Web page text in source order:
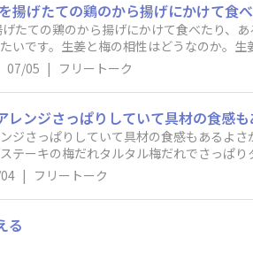
げたての鶏のから揚げにかけて食べたり、
いです。生姜と梅の相性はどうなのか。
味と、梅だれのさっぱりとしたところが
で仕上げるのですが、 梅だれが加わると
07/05 | フリートーク
ンジさっぱりしていて具材の食感もある
ーキの梅だれタルタル梅だれでさっぱり
| フリートーク
る